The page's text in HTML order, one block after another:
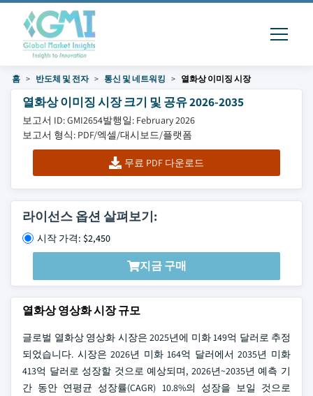
홈 반도체 및 전자 통신 및 네트워킹 열화상 이미징 시장
열화상 이미징 시장 크기 및 공유 2026-2035
보고서 ID: GMI2654발행일: February 2026
보고서 형식: PDF/엑셀/대시보드/플랫폼
무료 PDF 다운로드
라이선스 옵션 살펴보기:
시작 가격: $2,450
지금 구매
열화상 영상화 시장 규모
글로벌 열화상 영상화 시장은 2025년에 미화 149억 달러로 추정
되었습니다. 시장은 2026년 미화 164억 달러에서 2035년 미화
413억 달러로 성장할 것으로 예상되며, 2026년~2035년 예측 기
간 동안 연평균 성장률(CAGR) 10.8%의 성장을 보일 것으로